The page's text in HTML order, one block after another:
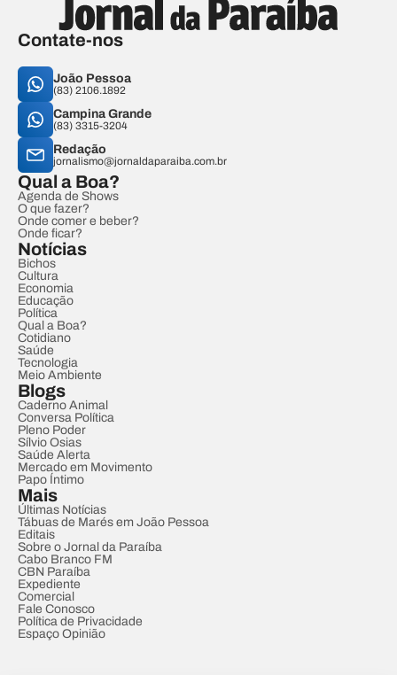
Contate-nos
João Pessoa
(83) 2106.1892
Campina Grande
(83) 3315-3204
Redação
jornalismo@jornaldaparaiba.com.br
Qual a Boa?
Agenda de Shows
O que fazer?
Onde comer e beber?
Onde ficar?
Notícias
Bichos
Cultura
Economia
Educação
Política
Qual a Boa?
Cotidiano
Saúde
Tecnologia
Meio Ambiente
Blogs
Caderno Animal
Conversa Política
Pleno Poder
Sílvio Osias
Saúde Alerta
Mercado em Movimento
Papo Íntimo
Mais
Últimas Notícias
Tábuas de Marés em João Pessoa
Editais
Sobre o Jornal da Paraíba
Cabo Branco FM
CBN Paraíba
Expediente
Comercial
Fale Conosco
Política de Privacidade
Espaço Opinião